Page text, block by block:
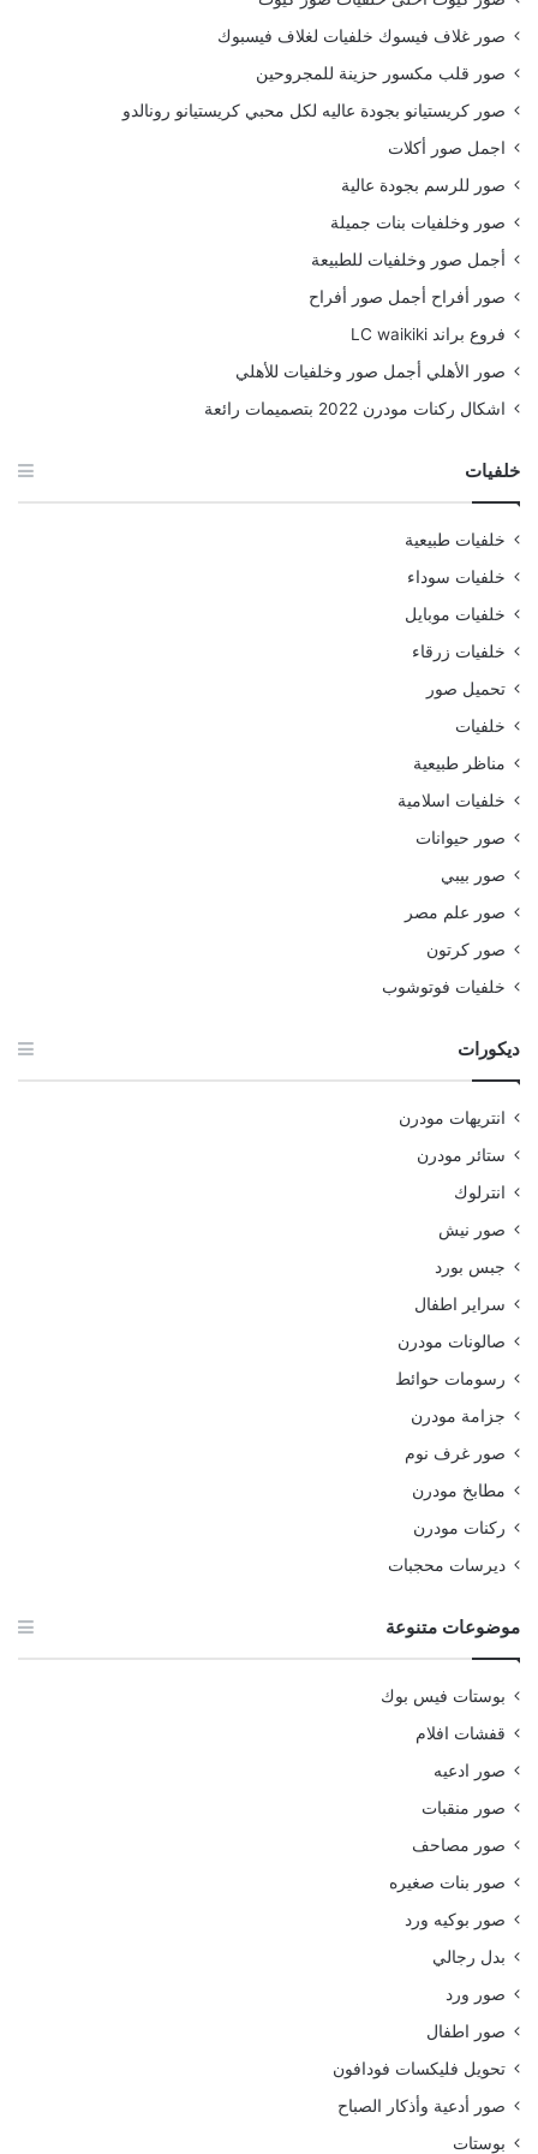
صور غلاف فيسوك خلفيات لغلاف فيسبوك
صور قلب مكسور حزينة للمجروحين
صور كريستيانو بجودة عاليه لكل محبي كريستيانو رونالدو
اجمل صور أكلات
صور للرسم بجودة عالية
صور وخلفيات بنات جميلة
أجمل صور وخلفيات للطبيعة
صور أفراح أجمل صور أفراح
فروع براند LC waikiki
صور الأهلي أجمل صور وخلفيات للأهلي
اشكال ركنات مودرن 2022 بتصميمات رائعة
خلفيات
خلفيات طبيعية
خلفيات سوداء
خلفيات موبايل
خلفيات زرقاء
تحميل صور
خلفيات
مناظر طبيعية
خلفيات اسلامية
صور حيوانات
صور بيبي
صور علم مصر
صور كرتون
خلفيات فوتوشوب
ديكورات
انتريهات مودرن
ستائر مودرن
انترلوك
صور نيش
جبس بورد
سراير اطفال
صالونات مودرن
رسومات حوائط
جزامة مودرن
صور غرف نوم
مطابخ مودرن
ركنات مودرن
ديرسات محجبات
موضوعات متنوعة
بوستات فيس بوك
قفشات افلام
صور ادعيه
صور منقبات
صور مصاحف
صور بنات صغيره
صور بوكيه ورد
بدل رجالي
صور ورد
صور اطفال
تحويل فليكسات فودافون
صور أدعية وأذكار الصباح
بوستات